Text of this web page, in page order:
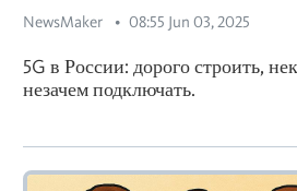
NewsMaker 08:55 Jun 03, 2025
5G в России: дорого строить,
незачем подключать.